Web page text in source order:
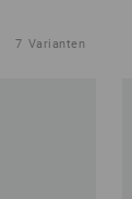
7 Varianten